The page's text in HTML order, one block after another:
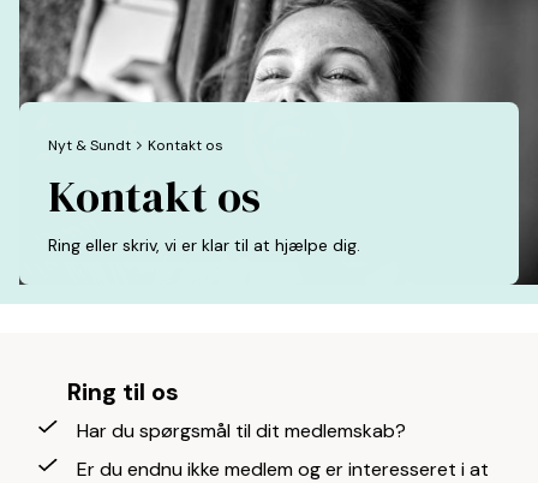
Nyt & Sundt chevron_forward Kontakt os
Kontakt os
Ring eller skriv, vi er klar til at hjælpe dig.
Ring til os
Har du spørgsmål til dit medlemskab?
Er du endnu ikke medlem og er interesseret i at